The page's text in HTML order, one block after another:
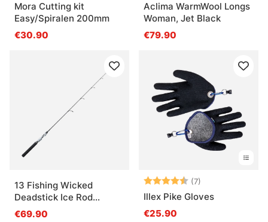
Mora Cutting kit
Easy/Spiralen 200mm
€30.90
Aclima WarmWool Longs
Woman, Jet Black
€79.90
13 Fishing Wicked
Deadstick Ice Rod
47''/120cm M
€69.90
Note: (7)
Illex Pike Gloves
€25.90